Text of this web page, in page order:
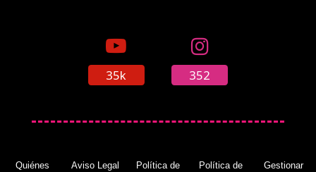
35k 352
Quiénes
Aviso Legal
Política de
Política de
Gestionar